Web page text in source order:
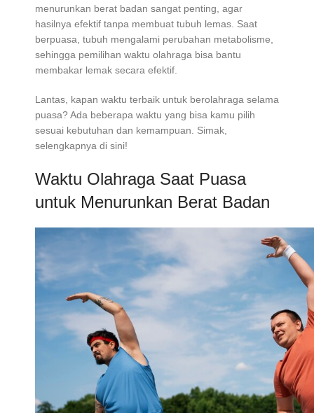
menurunkan berat badan sangat penting, agar
hasilnya efektif tanpa membuat tubuh lemas. Saat
berpuasa, tubuh mengalami perubahan metabolisme,
sehingga pemilihan waktu olahraga bisa bantu
membakar lemak secara efektif.
Lantas, kapan waktu terbaik untuk berolahraga selama
puasa? Ada beberapa waktu yang bisa kamu pilih
sesuai kebutuhan dan kemampuan. Simak,
selengkapnya di sini!
Waktu Olahraga Saat Puasa
untuk Menurunkan Berat Badan